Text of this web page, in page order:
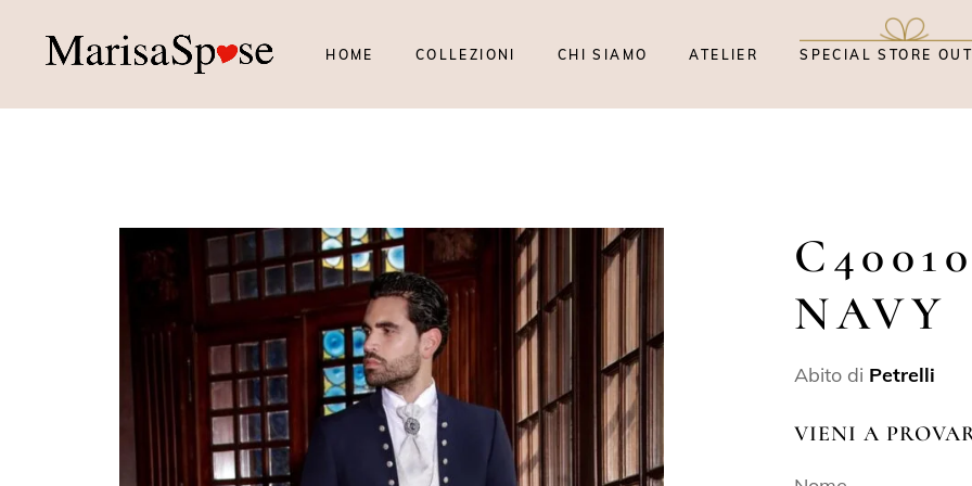
HOME COLLEZIONI CHI SIAMO ATELIER SPECIAL STORE
NAVY
Abito di Petrelli
VIENI A